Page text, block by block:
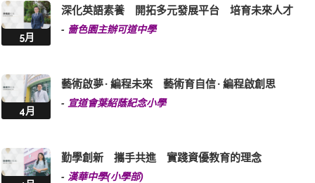
5月
深化英語素養 開拓多元發展平台 培育未來人才
- 嗇色園主辦可道中學
4月
藝術啟夢 · 編程未來 藝術育自信 · 編程啟創思
- 宣道會葉紹蔭紀念小學
勤學創新 攜手共進 實踐資優教育的理念
- 漢華中學(小學部)